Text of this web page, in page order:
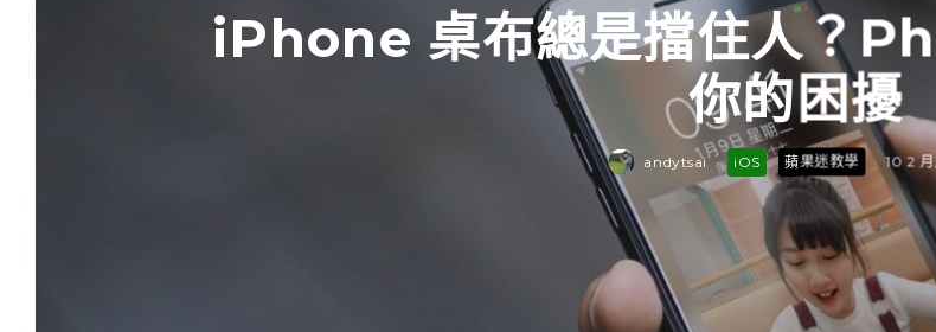
iPhone 桌布總是擋住人？
你的困擾
andytsai · iOS 蘋果迷教學 · 10 2